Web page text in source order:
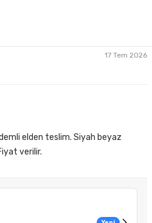
17 Tem 2026
elden teslim. Siyah beyaz
verilir.